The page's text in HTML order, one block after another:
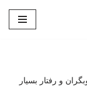
و رفتار بسیار